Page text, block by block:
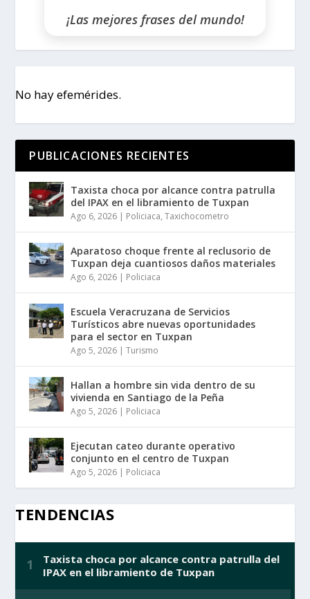
¡Las mejores frases del mundo!
No hay efemérides.
PUBLICACIONES RECIENTES
Taxista choca por alcance contra patrulla
del IPAX en el libramiento de Tuxpan
Ago 6, 2026 | Policiaca,Taxichocometro
Aparatoso choque frente al reclusorio de
Tuxpan deja cuantiosos daños materiales
Ago 6, 2026 | Policiaca
Escuela Veracruzana de Servicios
Turísticos abre nuevas oportunidades
para el sector en Tuxpan
Ago 5, 2026 |Turismo
Hallan a hombre sin vida dentro de su
vivienda en Santiago de la Peña
Ago 5, 2026 | Policiaca
Ejecutan cateo durante operativo
conjunto en el centro de Tuxpan
Ago 5, 2026 | Policiaca
TENDENCIAS